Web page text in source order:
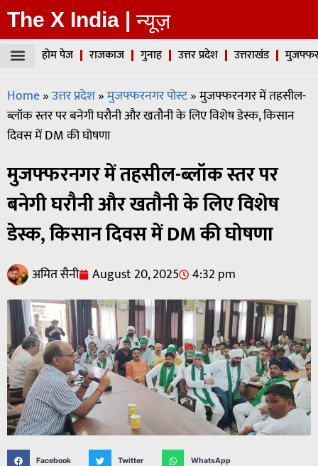
The X India | न्यूज़
होम पेज राजकाज गुनाह उत्तर प्रदेश उत्तराखंड
Home»उत्तर प्रदेश»मुजफ्फरनगर पोस्ट»मुजफ्फरनगर में तहसील-
ब्लॉक स्तर पर बनेगी घरौनी और खतौनी के लिए विशेष डेस्क, किसान
दिवस में DM की घोषणा
मुजफ्फरनगर में तहसील-ब्लॉक स्तर पर
बनेगी घरौनी और खतौनी के लिए विशेष
डेस्क, किसान दिवस में DM की घोषणा
अमित सैनी August 20, 2025 4:32 pm
Facebook Twitter WhatsApp